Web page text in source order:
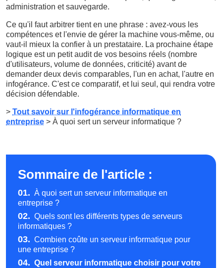
administration et sauvegarde.
Ce qu'il faut arbitrer tient en une phrase : avez-vous les
compétences et l'envie de gérer la machine vous-même, ou
vaut-il mieux la confier à un prestataire. La prochaine étape
logique est un petit audit de vos besoins réels (nombre
d'utilisateurs, volume de données, criticité) avant de
demander deux devis comparables, l'un en achat, l'autre en
infogérance. C'est ce comparatif, et lui seul, qui rendra votre
décision défendable.
> Tout savoir sur l'infogérance informatique en
entreprise > À quoi sert un serveur informatique ?
Sommaire de l'article :
01. À quoi sert un serveur informatique en
entreprise ?
02. Quels sont les différents types de serveurs
informatiques ?
03. Combien coûte un serveur informatique pour
une entreprise ?
04. Quel serveur informatique choisir pour votre